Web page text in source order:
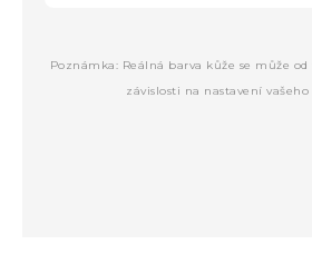
Poznámka: Reálná barva kůže se může
závislosti na nastavení